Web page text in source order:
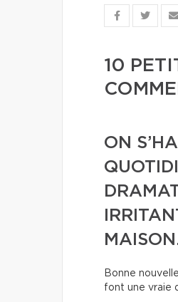
10
ON
Bonne
font une vraie